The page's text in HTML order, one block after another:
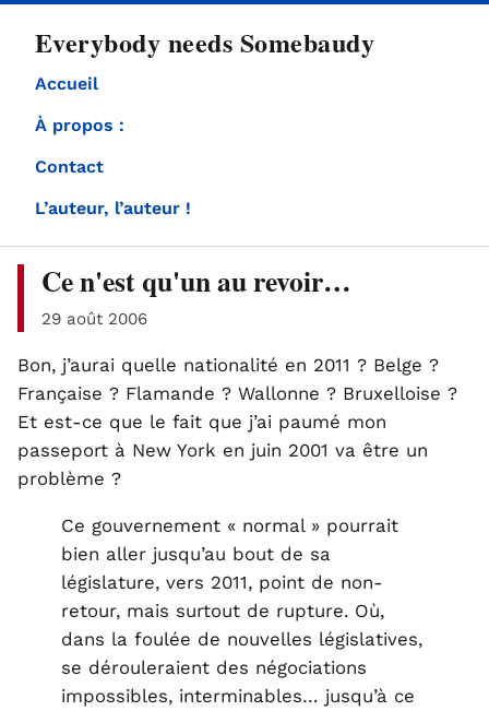
Everybody needs Somebaudy
Accueil
À propos :
Contact
L’auteur, l’auteur !
Ce n'est qu'un au revoir…
29 août 2006
Bon, j’aurai quelle nationalité en 2011 ? Belge ?
Française ? Flamande ? Wallonne ? Bruxelloise ?
Et est-ce que le fait que j’ai paumé mon
passeport à New York en juin 2001 va être un
problème ?
Ce gouvernement « normal » pourrait
bien aller jusqu’au bout de sa
législature, vers 2011, point de non-
retour, mais surtout de rupture. Où,
dans la foulée de nouvelles législatives,
se dérouleraient des négociations
impossibles, interminables… jusqu’à ce